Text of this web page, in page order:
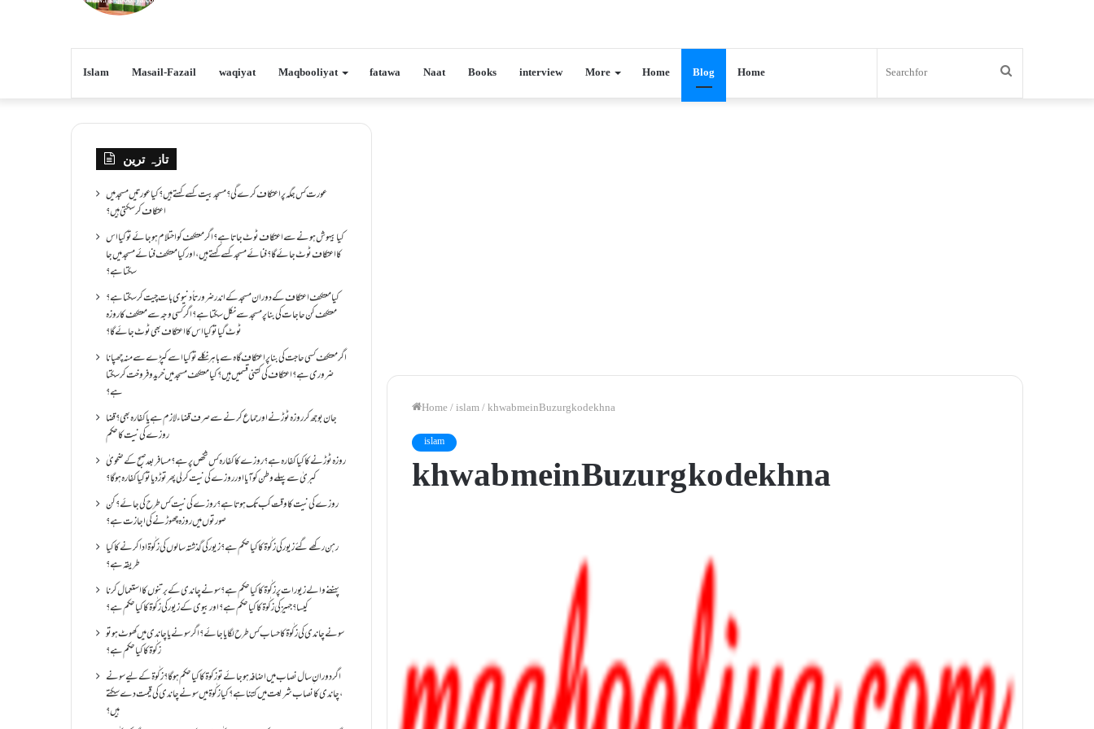
Islam Masail-Fazail waqiyat Maqbooliyat fatawa Naat Books interview More Home Blog Home
Home/islam/khwab mein Buzurg ko dekhna
islam
khwab mein Buzurg ko dekhna
تازہ ترین
عورت کس جگہ پر اعتکاف کرے گی؟مسجد بیت کسے کہتے ہیں؟کیا عورتیں مسجد میں
اعتکاف کر سکتی ہیں؟
کیا بیہوش ہونے سے اعتکاف ٹوٹ جاتا ہے؟ اگر معتکف کو احتلام ہو جائے تو کیا اس
کا اعتکاف ٹوٹ جائے گا؟فنائے مسجد کسے کہتے ہیں ، اور کیا معتکف فنائے مسجد میں جا
سکتا ہے؟
کیا معتکف اعتکاف کے دوران مسجد کے اندر ضرورتاً دنیوی بات چیت کر سکتا ہے؟
معتکف کن حاجات کی بنا پر مسجد سے نکل سکتا ہے؟ اگر کسی وجہ سے معتکف کا روزہ
ٹوٹ گیا تو کیا اس کا اعتکاف بھی ٹوٹ جائے گا؟
اگر معتکف کسی حاجت کی بنا پر اعتکاف گاہ سے باہر نکلے تو کیا اسے کپڑے سے منہ چھپانا
ضروری ہے؟اعتکاف کی کتنی قسمیں ہیں؟کیا معتکف مسجد میں خرید و فروخت کر سکتا
ہے؟
جان بوجھ کر روزہ ٹوڑنے اور جماع کرنے سے صرف قضاء لازم ہے یا کفارہ بھی؟ قضا
روزے کی نیت کا حکم
روزہ ٹوڑنے کا کیا کفارہ ہے؟روزے کا کفارہ کس شخص پر ہے؟ مسافر بعد صبح کے ضحویٰ
کبریٰ سے پہلے وطن کو آیا اور روزے کی نیت کر لی پھر توڑ دیا تو کیا کفارہ ہو گا؟
روزے کی نیت کا وقت کب تک ہوتا ہے؟ روزے کی نیت کس طرح کی جائے؟ کن
صورتوں میں روزہ چھوڑنے کی اجازت ہے؟
رہن رکھے گئے زیور کی زکٰوۃ کا کیا حکم ہے؟زیور کی گذشتہ سالوں کی زکٰوۃ ادا کرنے کا کیا
طریقہ ہے؟
پہننے والے زیورات پر زکٰوۃ کا کیا حکم ہے؟ سونے چاندی کے برتنوں کا استعمال کرنا
کیسا؟ جہیز کی زکٰوۃ کا کیا حکم ہے؟ اور بیوی کے زیور کی زکٰوۃ کا کیا حکم ہے؟
سونے چاندی کی زکٰوۃ کا حساب کس طرح لگایا جائے؟ اگر سونے یا چاندی میں کھوٹ ہو تو
زکٰوۃ کا کیا حکم ہے؟
اگر دورانِ سال نصاب میں اضافہ ہو جائے تو زکوۃ کا کیا حکم ہو گا؟ زکٰوۃ کے لیے سونے
،چاندی کا نصاب شریعت میں کتنا ہے؟ کیا زکٰوۃ میں سونے چاندی کی قیمت دے سکتے
ہیں؟